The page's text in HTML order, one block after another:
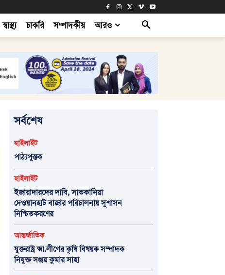
স্বাস্থ্য চাকরি সম্পাদকীয় আরও
সর্বশেষ
হাইলাইট
পাঠ্যপুস্তক
হাইলাইট
ইজারাদারদের দাবি, সাতকানিয়া
দেওয়ানহাট বাজার পরিচালনায় সুশাসন
নিশ্চিতকরণের
আন্তর্জাতিক
যুক্তরাষ্ট্র আ.লীগের কৃষি বিষয়ক সম্পাদক
নিযুক্ত সঞ্জয় কুমার সাহা